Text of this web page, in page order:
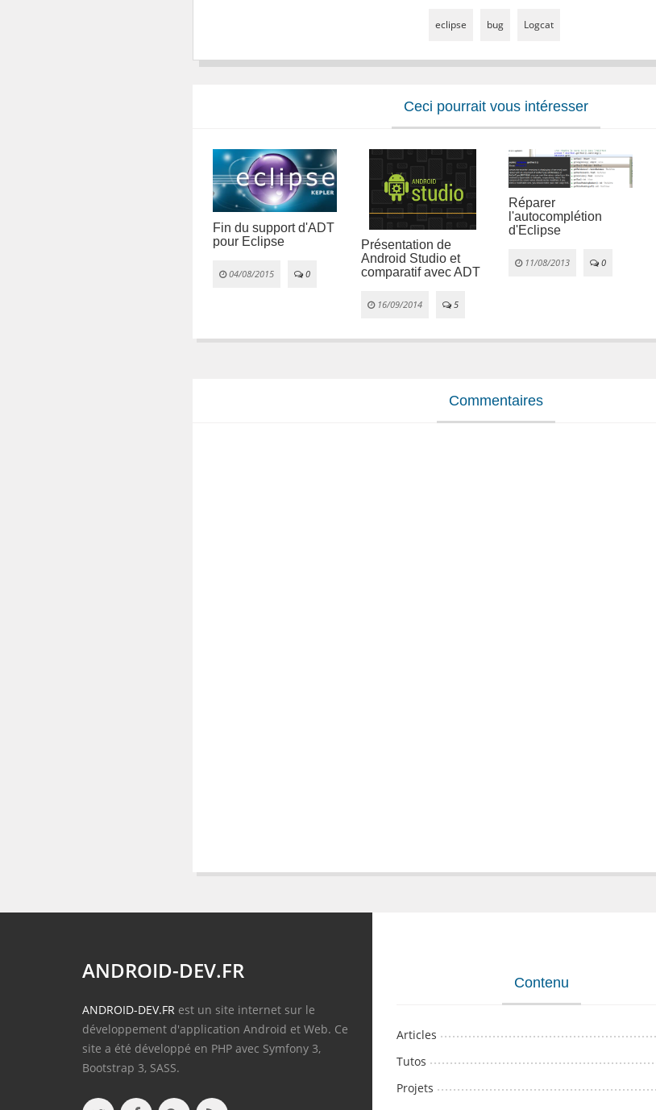
eclipse bug Logcat
Ceci pourrait vous intéresser
Fin du support d'ADT
pour Eclipse
04/08/2015 0
Présentation de
Android Studio et
comparatif avec ADT
16/09/2014 5
Réparer
l'autocomplétion
d'Eclipse
11/08/2013 0
Commentaires
ANDROID-DEV.FR
ANDROID-DEV.FR est un site internet sur le
développement d'application Android et Web. Ce
site a été développé en PHP avec Symfony 3,
Bootstrap 3, SASS.
Contenu
Articles
Tutos
Projets